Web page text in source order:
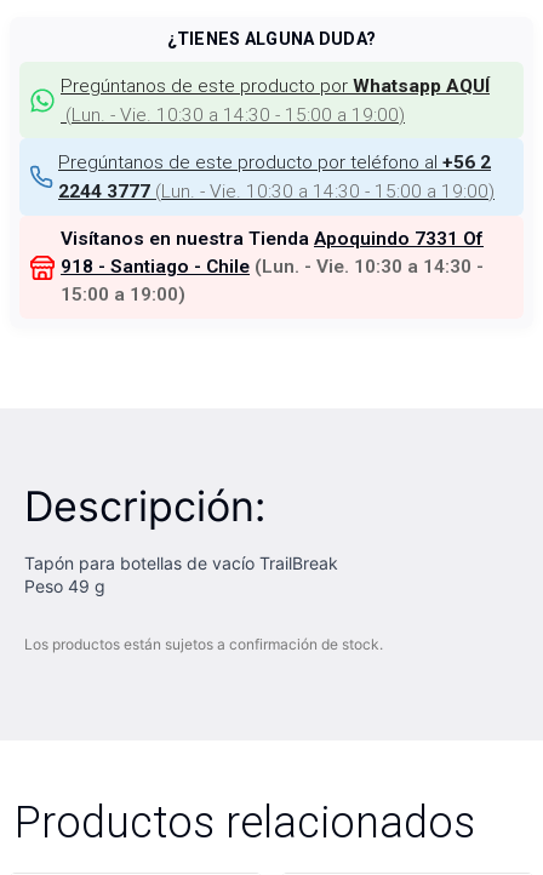
¿TIENES ALGUNA DUDA?
Pregúntanos de este producto por Whatsapp AQUÍ
(Lun. - Vie. 10:30 a 14:30 - 15:00 a 19:00)
Pregúntanos de este producto por teléfono al +56 2
2244 3777 (Lun. - Vie. 10:30 a 14:30 - 15:00 a 19:00)
Visítanos en nuestra Tienda Apoquindo 7331 Of
918 - Santiago - Chile (Lun. - Vie. 10:30 a 14:30 -
15:00 a 19:00)
Descripción:
Tapón para botellas de vacío TrailBreak
Peso 49 g
Los productos están sujetos a confirmación de stock.
Productos relacionados